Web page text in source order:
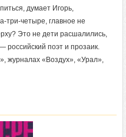
думает Игорь,
три-четыре, главное не
Это не дети расшалились,
поэт и прозаик.
журналах «Воздух», «Урал»,